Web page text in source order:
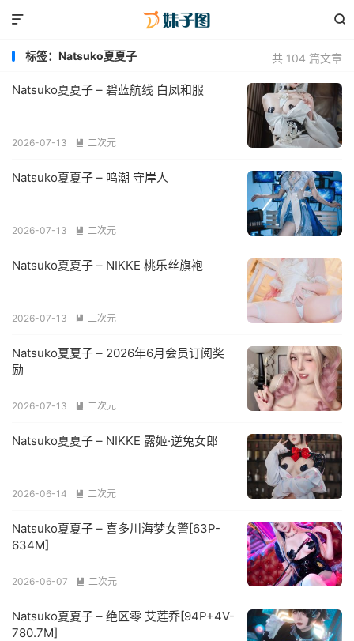


共 104 篇文章
标签：Natsuko夏夏子
Natsuko夏夏子 – 碧蓝航线 白凤和服
2026-07-13  二次元
Natsuko夏夏子 – 鸣潮 守岸人
2026-07-13  二次元
Natsuko夏夏子 – NIKKE 桃乐丝旗袍
2026-07-13  二次元
Natsuko夏夏子 – 2026年6月会员订阅奖
励
2026-07-13  二次元
Natsuko夏夏子 – NIKKE 露姬·逆兔女郎
2026-06-14  二次元
Natsuko夏夏子 – 喜多川海梦女警[63P-
634M]
2026-06-07  二次元
Natsuko夏夏子 – 绝区零 艾莲乔[94P+4V-
780.7M]